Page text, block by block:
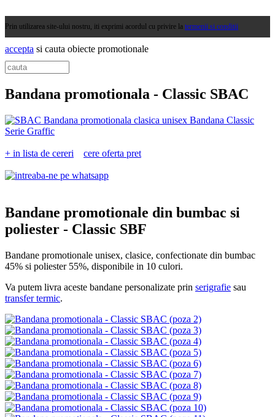
Prin utilizarea site-ului nostru, iti exprimi acordul cu privire la termenii si conditii
accepta si cauta obiecte promotionale
Bandana promotionala - Classic SBAC
+ in lista de cereri cere oferta pret
Bandane promotionale din bumbac si
poliester - Classic SBF
Bandane promotionale unisex, clasice, confectionate din bumbac
45% si poliester 55%, disponibile in 10 culori.
Va putem livra aceste bandane personalizate prin serigrafie sau
transfer termic.